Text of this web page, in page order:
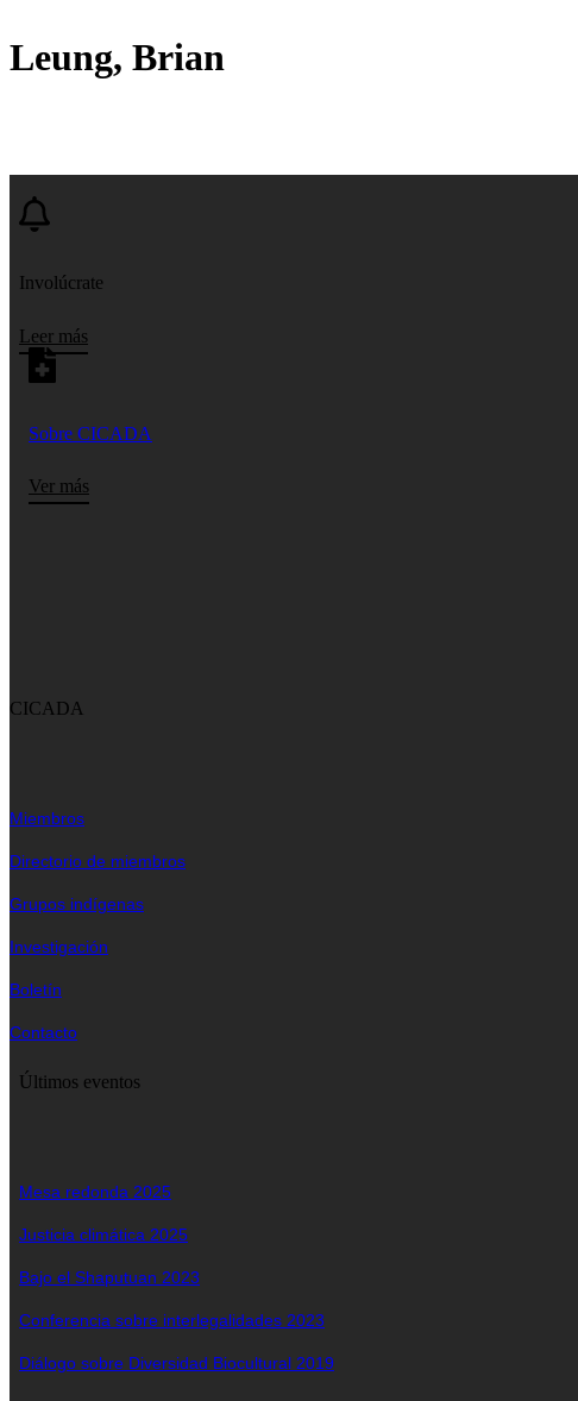
Leung, Brian
Involúcrate
Leer más
Sobre CICADA
Ver más
CICADA
Miembros
Directorio de miembros
Grupos indígenas
Investigación
Boletín
Contacto
Últimos eventos
Mesa redonda 2025
Justicia climática 2025
Bajo el Shaputuan 2023
Conferencia sobre interlegalidades 2023
Diálogo sobre Diversidad Biocultural 2019